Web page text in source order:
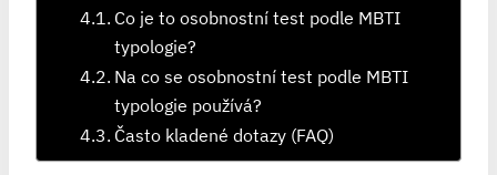
Co je to osobnostní test podle MBTI
typologie?
Na co se osobnostní test podle MBTI
typologie používá?
Často kladené dotazy (FAQ)